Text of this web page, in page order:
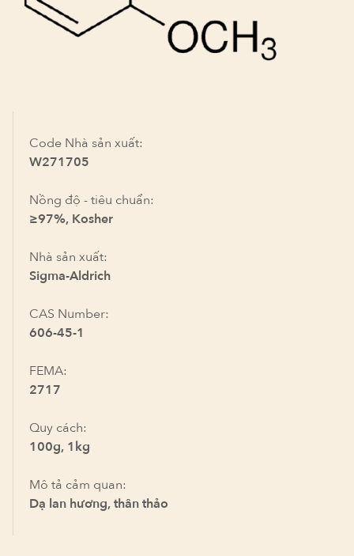
Code Nhà sản xuất:
W271705
Nồng độ - tiêu chuẩn:
≥97%, Kosher
Nhà sản xuất:
Sigma-Aldrich
CAS Number:
606-45-1
FEMA:
2717
Quy cách:
100g, 1kg
Mô tả cảm quan:
Dạ lan hương, thân thảo